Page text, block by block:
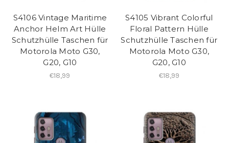
S4106 Vintage Maritime
Anchor Helm Art Hülle
Schutzhülle Taschen für
Motorola Moto G30,
G20, G10
€18,99
S4105 Vibrant Colorful
Floral Pattern Hülle
Schutzhülle Taschen für
Motorola Moto G30,
G20, G10
€18,99